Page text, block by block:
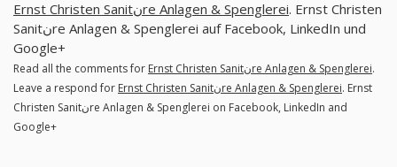
Ernst Christen Sanitنre Anlagen & Spenglerei. Ernst Christen
Sanitنre Anlagen & Spenglerei auf Facebook, LinkedIn und
Google+
Read all the comments for Ernst Christen Sanitنre Anlagen & Spenglerei.
Leave a respond for
Ernst Christen Sanitنre Anlagen & Spenglerei. Ernst
Christen Sanitنre Anlagen & Spenglerei on Facebook, LinkedIn and
Google+